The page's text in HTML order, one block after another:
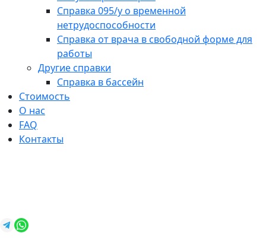
Справка 095/у о временной
нетрудоспособности
Справка от врача в свободной форме для
работы
Другие справки
Справка в бассейн
Стоимость
О нас
FAQ
Контакты